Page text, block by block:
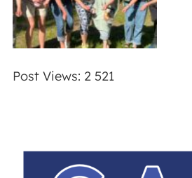
Post Views: 2 521